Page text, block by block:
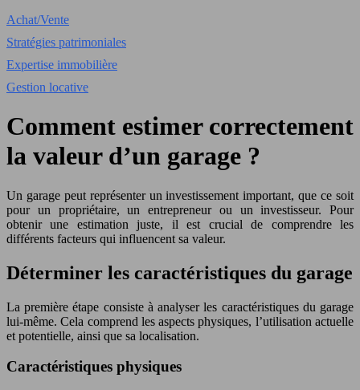
Achat/Vente
Stratégies patrimoniales
Expertise immobilière
Gestion locative
Comment estimer correctement
la valeur d’un garage ?
Un garage peut représenter un investissement important, que ce soit
pour un propriétaire, un entrepreneur ou un investisseur. Pour
obtenir une estimation juste, il est crucial de comprendre les
différents facteurs qui influencent sa valeur.
Déterminer les caractéristiques du garage
La première étape consiste à analyser les caractéristiques du garage
lui-même. Cela comprend les aspects physiques, l’utilisation actuelle
et potentielle, ainsi que sa localisation.
Caractéristiques physiques